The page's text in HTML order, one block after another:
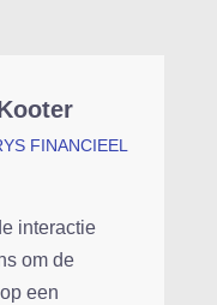
FINANCIEEL
interactie
om de
een